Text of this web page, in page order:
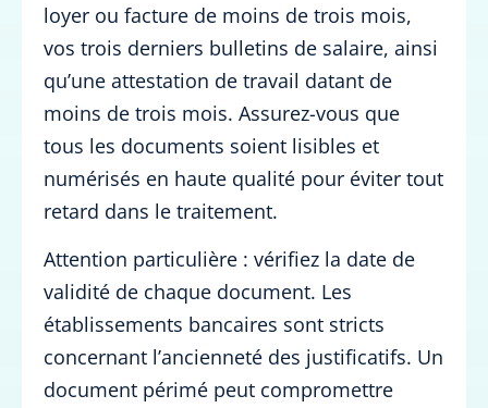
loyer ou facture de moins de trois mois,
vos trois derniers bulletins de salaire, ainsi
qu’une attestation de travail datant de
moins de trois mois. Assurez-vous que
tous les documents soient lisibles et
numérisés en haute qualité pour éviter tout
retard dans le traitement.
Attention particulière : vérifiez la date de
validité de chaque document. Les
établissements bancaires sont stricts
concernant l’ancienneté des justificatifs. Un
document périmé peut compromettre